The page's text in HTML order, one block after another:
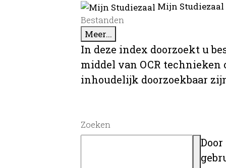
Mijn
Bestanden
Meer...
In deze index doorzoekt u
middel van OCR
inhoudelijk doorzoekbaar
Zoeken